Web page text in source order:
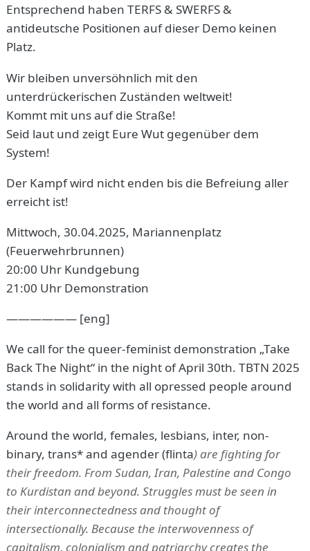
Entsprechend haben TERFS & SWERFS &
antideutsche Positionen auf dieser Demo keinen
Platz.
Wir bleiben unversöhnlich mit den
unterdrückerischen Zuständen weltweit!
Kommt mit uns auf die Straße!
Seid laut und zeigt Eure Wut gegenüber dem
System!
Der Kampf wird nicht enden bis die Befreiung aller
erreicht ist!
Mittwoch, 30.04.2025, Mariannenplatz
(Feuerwehrbrunnen)
20:00 Uhr Kundgebung
21:00 Uhr Demonstration
—————— [eng]
We call for the queer-feminist demonstration „Take
Back The Night“ in the night of April 30th. TBTN 2025
stands in solidarity with all opressed people around
the world and all forms of resistance.
Around the world, females, lesbians, inter, non-
binary, trans* and agender (flinta) are fighting for
their freedom. From Sudan, Iran, Palestine and Congo
to Kurdistan and beyond. Struggles must be seen in
their interconnectedness and thought of
intersectionally. Because the interwovenness of
capitalism, colonialism and patriarchy creates the